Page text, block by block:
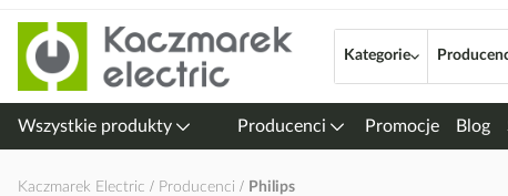
Przejdź
do
treści
Kategorie
Wszystkie produkty Producenci Promocje Blog
Kaczmarek Electric Producenci Philips